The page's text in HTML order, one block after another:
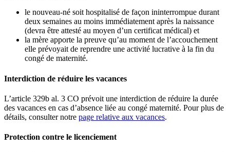
le nouveau-né soit hospitalisé de façon ininterrompue durant
deux semaines au moins immédiatement après la naissance
(devra être attesté au moyen d’un certificat médical) et
la mère apporte la preuve qu’au moment de l’accouchement
elle prévoyait de reprendre une activité lucrative à la fin du
congé de maternité.
Interdiction de réduire les vacances
L’article 329b al. 3 CO prévoit une interdiction de réduire la durée
des vacances en cas d’absence liée au congé maternité. Pour plus de
détails, consulter notre page relative aux vacances.
Protection contre le licenciement